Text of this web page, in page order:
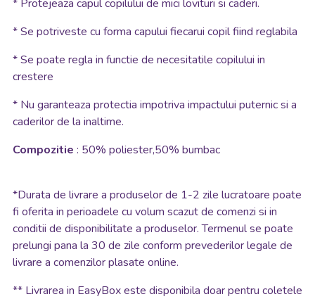
* Protejeaza capul copilului de mici lovituri si caderi.
* Se potriveste cu forma capului fiecarui copil fiind reglabila
* Se poate regla in functie de necesitatile copilului in
crestere
* Nu garanteaza protectia impotriva impactului puternic si a
caderilor de la inaltime.
Compozitie : 50% poliester,50% bumbac
*Durata de livrare a produselor de 1-2 zile lucratoare poate
fi oferita in perioadele cu volum scazut de comenzi si in
conditii de disponibilitate a produselor. Termenul se poate
prelungi pana la 30 de zile conform prevederilor legale de
livrare a comenzilor plasate online.
** Livrarea in EasyBox este disponibila doar pentru coletele